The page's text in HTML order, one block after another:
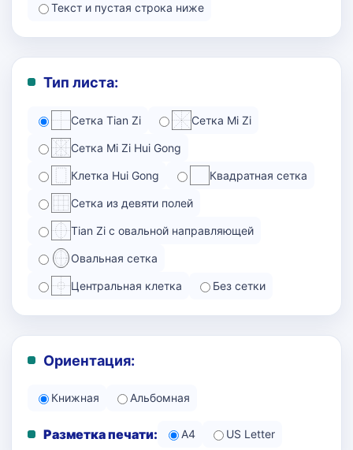
Текст и пустая строка ниже
Тип листа:
Сетка Tian Zi Сетка Mi Zi
Сетка Mi Zi Hui Gong
Клетка Hui Gong Квадратная сетка
Сетка из девяти полей
Tian Zi с овальной направляющей
Овальная сетка
Центральная клетка Без сетки
Ориентация:
Книжная Альбомная
Разметка печати: A4 US Letter